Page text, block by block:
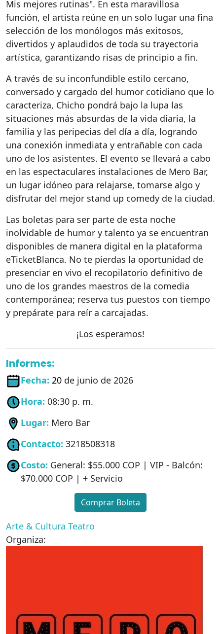
Mis mejores rutinas". En esta maravillosa
función, el artista reúne en un solo lugar una fina
selección de los monólogos más exitosos,
divertidos y aplaudidos de toda su trayectoria
artística, garantizando risas de principio a fin.
A través de su inconfundible estilo cercano,
conversado y cargado del humor cotidiano que lo
caracteriza, Chicho pondrá bajo la lupa las
situaciones más absurdas de la vida diaria, la
familia y las peripecias del día a día, logrando
una conexión inmediata y entrañable con cada
uno de los asistentes. El evento se llevará a cabo
en las espectaculares instalaciones de Mero Bar,
un lugar idóneo para relajarse, tomarse algo y
disfrutar del mejor stand up comedy de la ciudad.
Las boletas para ser parte de esta noche
inolvidable de humor y talento ya se encuentran
disponibles de manera digital en la plataforma
eTicketBlanca. No te pierdas la oportunidad de
presenciar en vivo el recopilatorio definitivo de
uno de los grandes maestros de la comedia
contemporánea; reserva tus puestos con tiempo
y prepárate para reír a carcajadas.
¡Los esperamos!
Informes:
Fecha: 20 de junio de 2026
Hora: 08:30 p. m.
Lugar: Mero Bar
Contacto: 3218508318
Costo: General: $55.000 COP | VIP - Balcón:
$70.000 COP | + Servicio
Comprar Boleta
Arte & Cultura Teatro
Organiza: